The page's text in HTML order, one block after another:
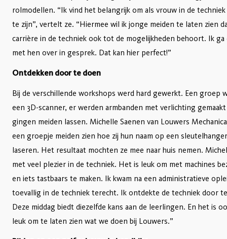
rolmodellen. “Ik vind het belangrijk om als vrouw in de techniek
te zijn”, vertelt ze. “Hiermee wil ik jonge meiden te laten zien
carrière in de techniek ook tot de mogelijkheden behoort. Ik ga
met hen over in gesprek. Dat kan hier perfect!”
Ontdekken door te doen
Bij de verschillende workshops werd hard gewerkt. Een groep
een 3D-scanner, er werden armbanden met verlichting
gingen meiden lassen. Michelle Saenen van Louwers
een groepje meiden zien hoe zij hun naam op een
laseren. Het resultaat mochten ze mee naar huis nemen.
met veel plezier in de techniek. Het is leuk om met machines
en iets tastbaars te maken. Ik kwam na een administratieve
toevallig in de techniek terecht. Ik ontdekte de techniek door
Deze middag biedt diezelfde kans aan de leerlingen. En het is
leuk om te laten zien wat we doen bij Louwers.”